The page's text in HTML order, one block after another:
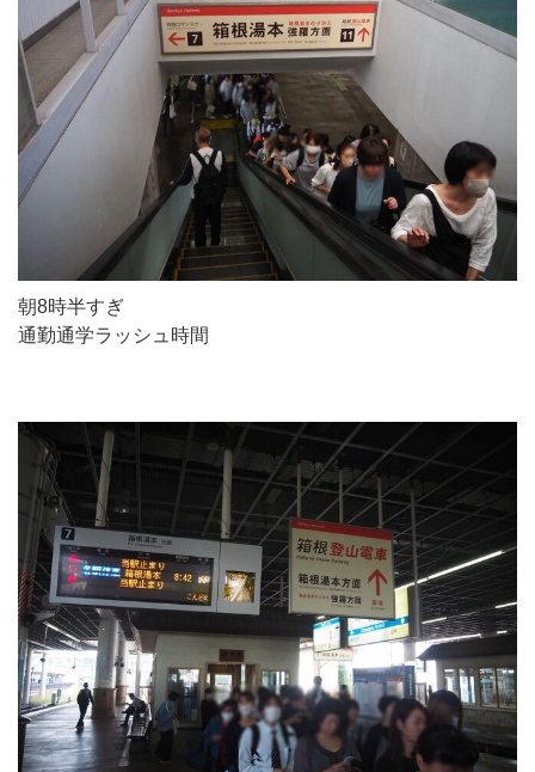
朝8時半すぎ
通勤通学ラッシュ時間